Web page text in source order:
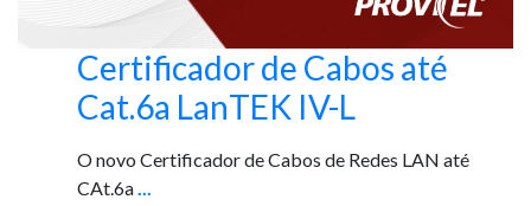
Certificador de Cabos até
Cat.6a LanTEK IV-L
O novo Certificador de Cabos de Redes LAN até
CAt.6a...